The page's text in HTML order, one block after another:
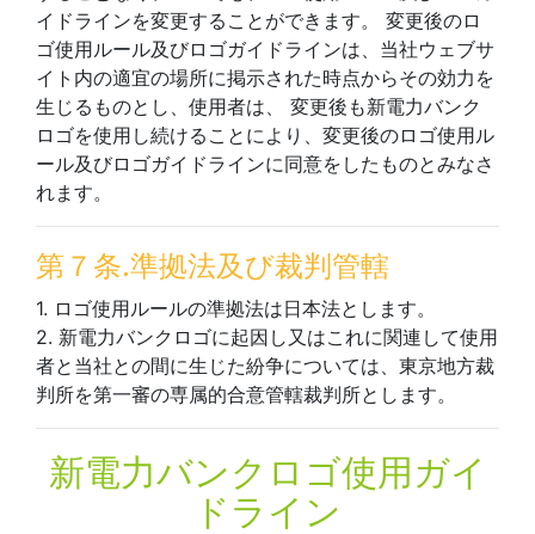
イドラインを変更することができます。 変更後のロ
ゴ使用ルール及びロゴガイドラインは、当社ウェブサ
イト内の適宜の場所に掲示された時点からその効力を
生じるものとし、使用者は、 変更後も新電力バンク
ロゴを使用し続けることにより、変更後のロゴ使用ル
ール及びロゴガイドラインに同意をしたものとみなさ
れます。
第７条.準拠法及び裁判管轄
1. ロゴ使用ルールの準拠法は日本法とします。
2. 新電力バンクロゴに起因し又はこれに関連して使用
者と当社との間に生じた紛争については、東京地方裁
判所を第一審の専属的合意管轄裁判所とします。
新電力バンクロゴ使用ガイ
ドライン